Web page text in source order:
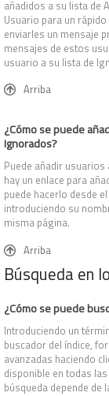
añadidos a su lista de
Usuario para un
enviarles un mensaje
mensajes de estos
usuario a su lista de
Arriba
¿Cómo se puede
Ignorados?
Puede añadir
hay un enlace para
puede hacerlo desde
introduciendo su
misma página.
Arriba
Búsqueda en
¿Cómo se puede
Introduciendo un
buscador del índice,
avanzadas haciendo
disponible en todas
búsqueda depende de